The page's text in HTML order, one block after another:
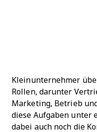
Kleinunternehmer
Rollen, darunter
Marketing, Betrieb
diese Aufgaben unter
dabei auch noch die